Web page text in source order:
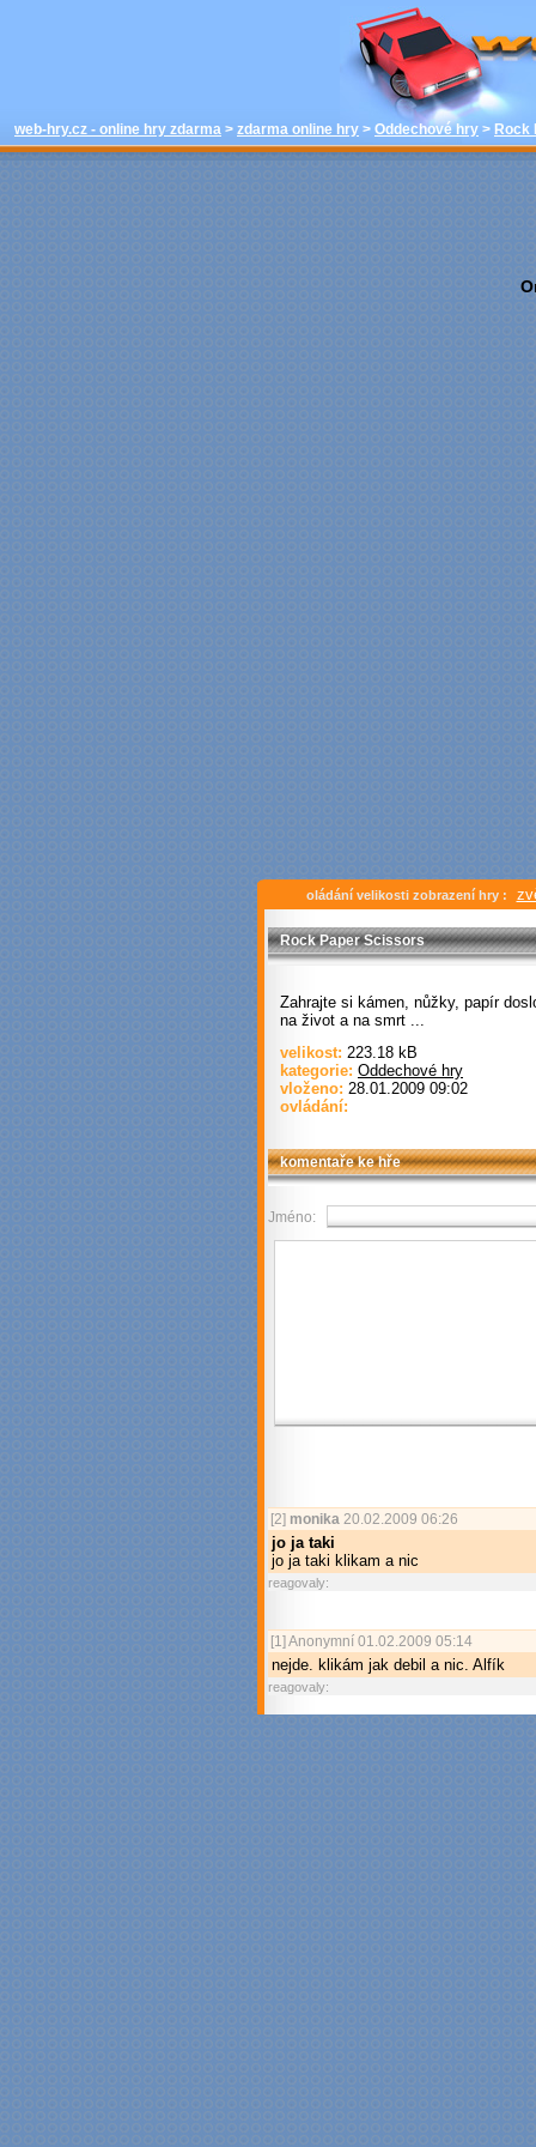
web-hry.cz - online hry zdarma > zdarma online hry > Oddechové hry > Rock
hrát -
Oddechové
web-
oládání velikosti zobrazení hry :
Rock Paper Scissors
Zahrajte si kámen, nůžky, papír
na život a na smrt ...
velikost: 223.18 kB
kategorie: Oddechové hry
vloženo: 28.01.2009 09:02
ovládání:
komentaře ke hře
Jméno:
[2] monika 20.02.2009 06:26
jo ja taki
jo ja taki klikam a nic
reagovaly:
[1] Anonymní 01.02.2009 05:14
nejde. klikám jak debil a nic. Alfík
reagovaly: